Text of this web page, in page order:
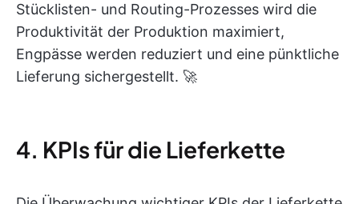
Stücklisten- und Routing-Prozesses wird die
Produktivität der Produktion maximiert,
Engpässe werden reduziert und eine pünktliche
Lieferung sichergestellt. 🚀
4. KPIs für die Lieferkette